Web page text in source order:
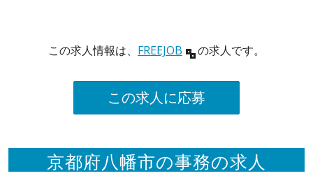
この求人情報は、 FREEJOB の求人です。
この求人に応募
京都府八幡市の事務の求人